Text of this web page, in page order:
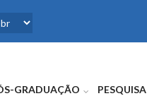
GRADUAÇÃO PESQUISA